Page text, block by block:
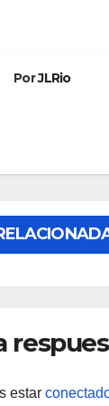
PorJLRio
estar